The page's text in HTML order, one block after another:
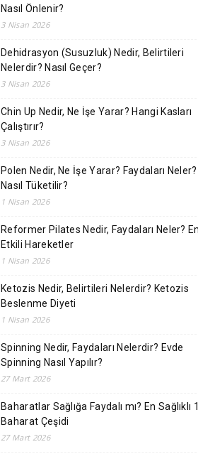
Nasıl Önlenir?
3 Nisan 2026
Dehidrasyon (Susuzluk) Nedir, Belirtileri
Nelerdir? Nasıl Geçer?
3 Nisan 2026
Chin Up Nedir, Ne İşe Yarar? Hangi Kasları
Çalıştırır?
3 Nisan 2026
Polen Nedir, Ne İşe Yarar? Faydaları Neler?
Nasıl Tüketilir?
1 Nisan 2026
Reformer Pilates Nedir, Faydaları Neler? En
Etkili Hareketler
1 Nisan 2026
Ketozis Nedir, Belirtileri Nelerdir? Ketozis
Beslenme Diyeti
1 Nisan 2026
Spinning Nedir, Faydaları Nelerdir? Evde
Spinning Nasıl Yapılır?
27 Mart 2026
Baharatlar Sağlığa Faydalı mı? En Sağlıklı
Baharat Çeşidi
27 Mart 2026